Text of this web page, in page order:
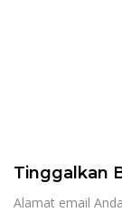
Tinggalkan
Alamat email